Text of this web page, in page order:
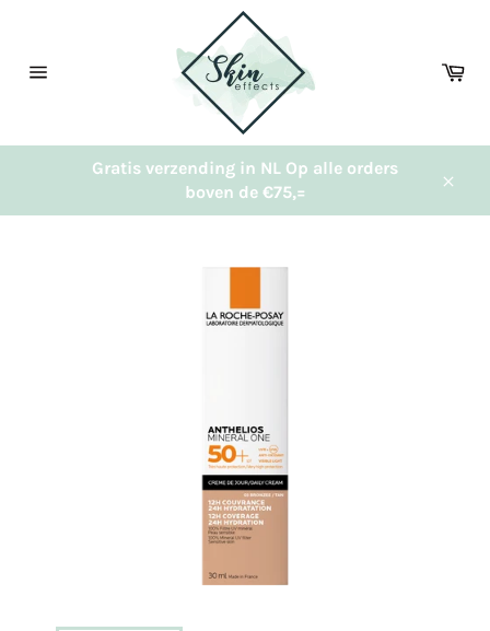
content
Gratis verzending in NL Op alle orders
boven de €75,=